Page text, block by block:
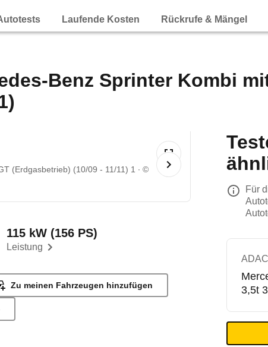
Laufende Kosten Rückrufe & Mängel
Benz Sprinter Kombi
(Erdgasbetrieb) (10/09 - 11/11) 1
©
Leistung
115 kW (156 PS)
Zu meinen Fahrzeugen hinzufügen
Für
3,5t